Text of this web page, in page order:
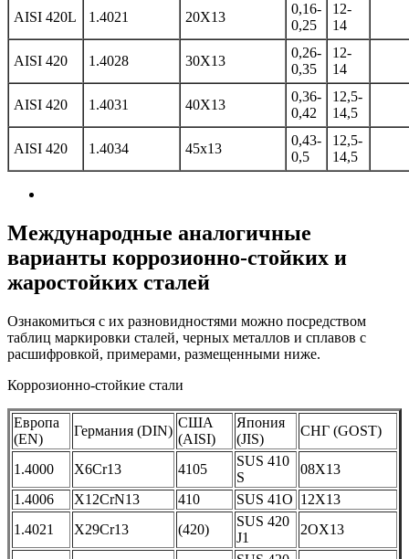
AISI 420L 1.4021 20Х13
0,16-
0,25
12-
14
AISI 420 1.4028 30Х13
0,26-
0,35
12-
14
AISI 420 1.4031 40Х13
0,36-
0,42
12,5-
14,5
AISI 420 1.4034 45х13
0,43-
0,5
12,5-
14,5
Международные аналогичные
варианты коррозионно-стойких и
жаростойких сталей
Ознакомиться с их разновидностями можно посредством
таблиц маркировки сталей, черных металлов и сплавов с
расшифровкой, примерами, размещенными ниже.
Коррозионно-стойкие стали
Европа
(EN)
Германия (DIN)
США
(AISI)
Япония
(JIS)
СНГ (GOST)
1.4000 Х6Сr13 4105
SUS 410
S
08X13
1.4006
X12CrN13 410 SUS 41O 12X13
1.4021
X29Cr13 (420)
SUS 420
J1
2OX13